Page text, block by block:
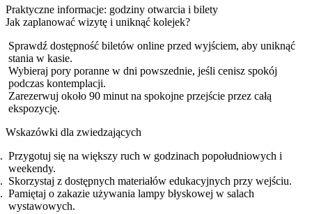
Praktyczne informacje: godziny otwarcia i bilety
Jak zaplanować wizytę i uniknąć kolejek?
Sprawdź dostępność biletów online przed wyjściem, aby uniknąć
stania w kasie.
Wybieraj pory poranne w dni powszednie, jeśli cenisz spokój
podczas kontemplacji.
Zarezerwuj około 90 minut na spokojne przejście przez całą
ekspozycję.
Wskazówki dla zwiedzających
Przygotuj się na większy ruch w godzinach popołudniowych i
weekendy.
Skorzystaj z dostępnych materiałów edukacyjnych przy wejściu.
Pamiętaj o zakazie używania lampy błyskowej w salach
wystawowych.